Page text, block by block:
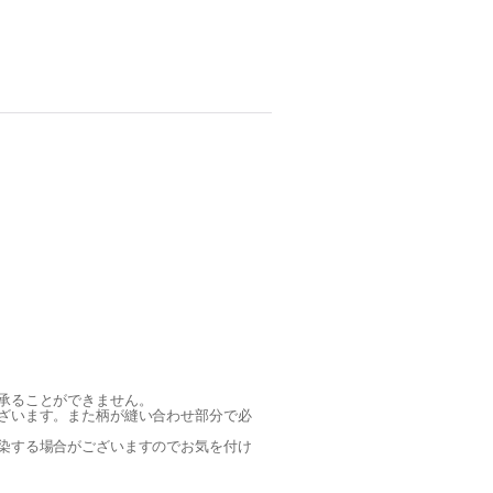
ことができません。
います。また柄が縫い合わせ部分で必
する場合がございますのでお気を付け